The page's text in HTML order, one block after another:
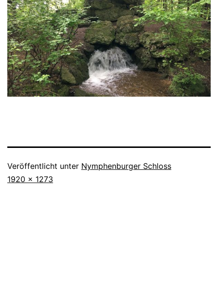
Veröffentlicht unter Nymphenburger Schloss
Originalgröße
1920 × 1273